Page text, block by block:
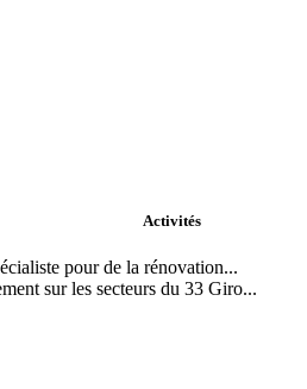
Activités
pour de la rénovation...
sur les secteurs du 33 Giro...